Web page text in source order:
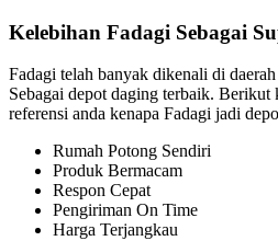
Kelebihan Fadagi Sebagai
Fadagi telah banyak dikenali di
Sebagai depot daging terbaik. Berikut
referensi anda kenapa Fadagi jadi
Rumah Potong Sendiri
Produk Bermacam
Respon Cepat
Pengiriman On Time
Harga Terjangkau